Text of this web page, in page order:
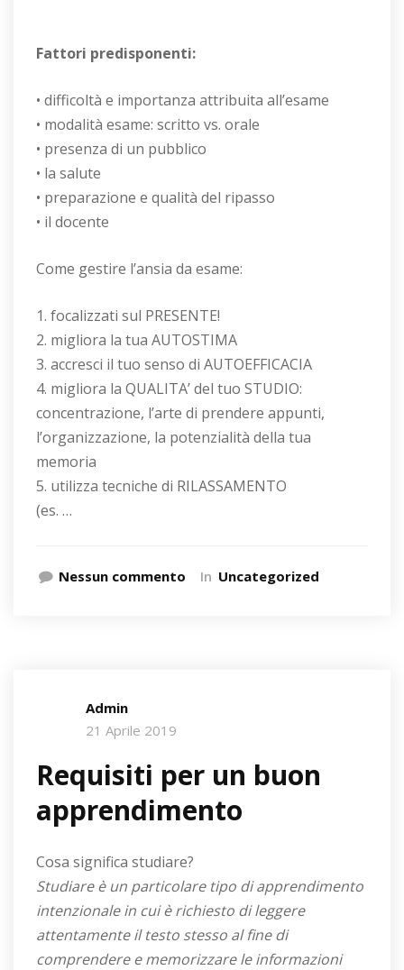
Fattori predisponenti:
• difficoltà e importanza attribuita all’esame
• modalità esame: scritto vs. orale
• presenza di un pubblico
• la salute
• preparazione e qualità del ripasso
• il docente
Come gestire l’ansia da esame:
1. focalizzati sul PRESENTE!
2. migliora la tua AUTOSTIMA
3. accresci il tuo senso di AUTOEFFICACIA
4. migliora la QUALITA’ del tuo STUDIO:
concentrazione, l’arte di prendere appunti,
l’organizzazione, la potenzialità della tua
memoria
5. utilizza tecniche di RILASSAMENTO
(es. …
Nessun commento In Uncategorized
Admin
21 Aprile 2019
Requisiti per un buon
apprendimento
Cosa significa studiare?
Studiare è un particolare tipo di apprendimento
intenzionalein cui è richiesto di leggere
attentamente il testo stesso al fine di
comprendere e memorizzare le informazioni